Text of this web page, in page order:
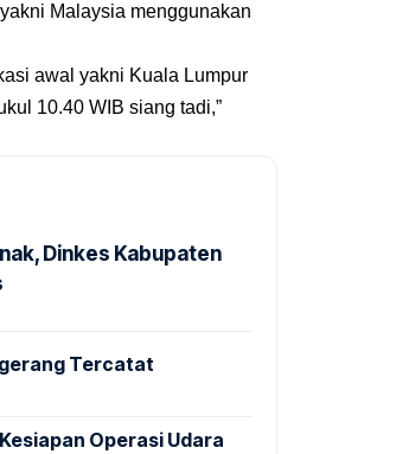
Malaysia menggunakan
awal yakni Kuala Lumpur
10.40 WIB siang tadi,”
Dinkes Kabupaten
Tercatat
Operasi Udara